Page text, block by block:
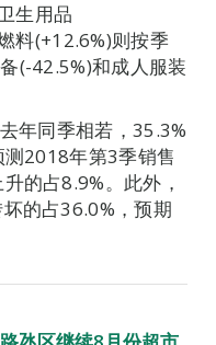
生用品
料(+12.6%)则按季
(-42.5%)和成人服装
年同季相若，35.3%
2018年第3季销售
的占8.9%。此外，
的占36.0%，预期